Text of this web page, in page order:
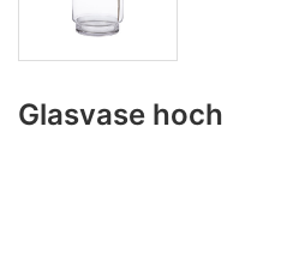
Glasvase hoch